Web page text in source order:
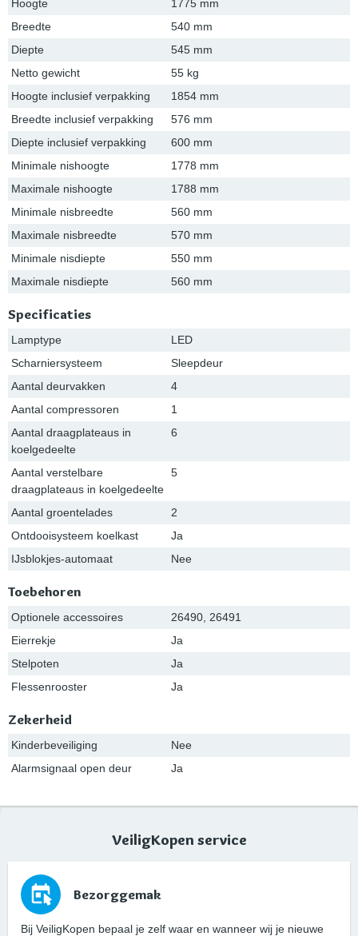
Hoogte
1775 mm
Breedte
540 mm
Diepte
545 mm
Netto gewicht
55 kg
Hoogte inclusief verpakking
1854 mm
Breedte inclusief verpakking
576 mm
Diepte inclusief verpakking
600 mm
Minimale nishoogte
1778 mm
Maximale nishoogte
1788 mm
Minimale nisbreedte
560 mm
Maximale nisbreedte
570 mm
Minimale nisdiepte
550 mm
Maximale nisdiepte
560 mm
Specificaties
Lamptype
LED
Scharniersysteem
Sleepdeur
Aantal deurvakken
4
Aantal compressoren
1
Aantal draagplateaus in
koelgedeelte
6
Aantal verstelbare
draagplateaus in koelgedeelte
5
Aantal groentelades
2
Ontdooisysteem koelkast
Ja
IJsblokjes-automaat
Nee
Toebehoren
Optionele accessoires
26490, 26491
Eierrekje
Ja
Stelpoten
Ja
Flessenrooster
Ja
Zekerheid
Kinderbeveiliging
Nee
Alarmsignaal open deur
Ja
VeiligKopen service
Bezorggemak
Bij VeiligKopen bepaal je zelf waar en wanneer wij je nieuwe